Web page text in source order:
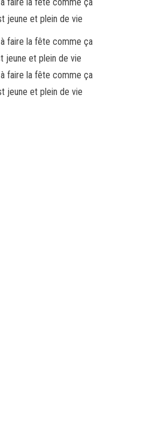
jeune et plein de vie
à faire la fête comme ça
jeune et plein de vie
à faire la fête comme ça
jeune et plein de vie